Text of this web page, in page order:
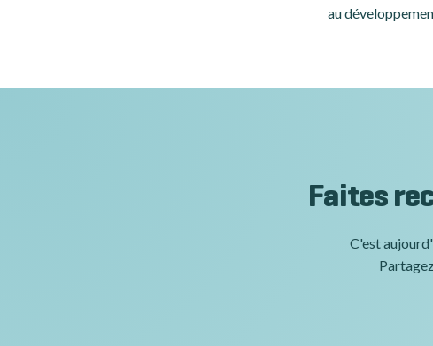
au
Faites
C'est